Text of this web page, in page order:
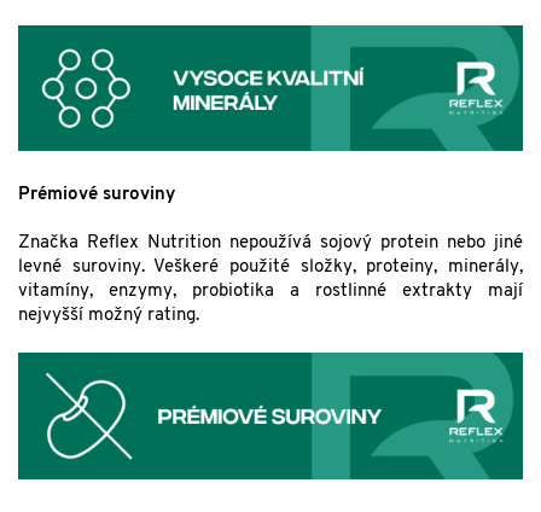
Prémiové suroviny
Značka Reflex Nutrition nepoužívá sojový protein nebo jiné
levné suroviny. Veškeré použité složky, proteiny, minerály,
vitamíny, enzymy, probiotika a rostlinné extrakty mají
nejvyšší možný rating.